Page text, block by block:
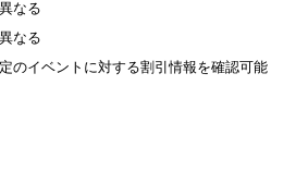
なる
なる
のイベントに対する割引情報を確認可能